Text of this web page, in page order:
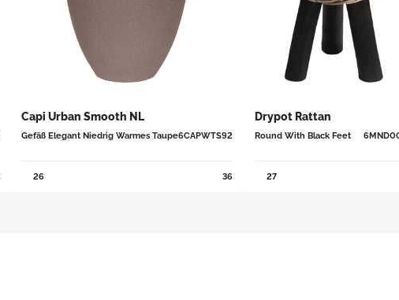
Capi Urban Smooth NL
Gefäß Elegant Niedrig Warmes Taupe6CAPWTS92
26 36
Drypot Rattan
Round With Black Feet
27